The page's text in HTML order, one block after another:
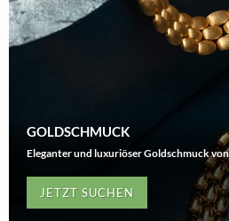
GOLDSCHMUCK
Eleganter und luxuriöser Goldschmuck
JETZT SUCHEN